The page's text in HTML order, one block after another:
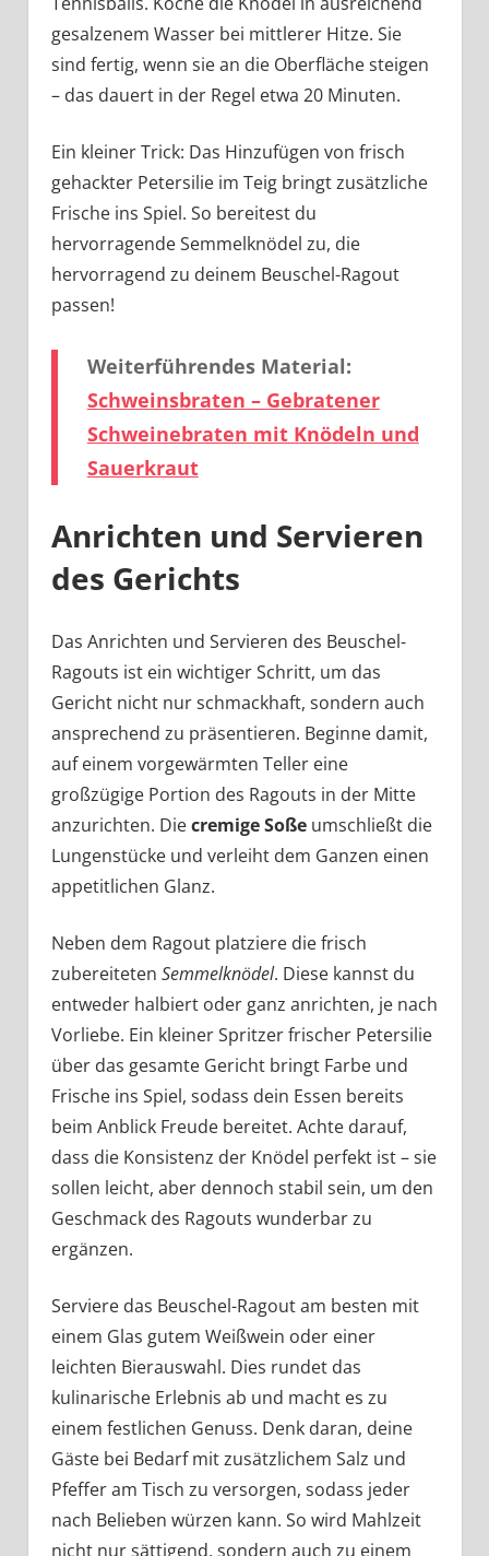
gesalzenem Wasser bei mittlerer Hitze. Sie
sind fertig, wenn sie an die Oberfläche steigen
– das dauert in der Regel etwa 20 Minuten.
Ein kleiner Trick: Das Hinzufügen von frisch
gehackter Petersilie im Teig bringt zusätzliche
Frische ins Spiel. So bereitest du
hervorragende Semmelknödel zu, die
hervorragend zu deinem Beuschel-Ragout
passen!
Weiterführendes Material:
Schweinsbraten – Gebratener
Schweinebraten mit Knödeln und
Sauerkraut
Anrichten und Servieren
des Gerichts
Das Anrichten und Servieren des Beuschel-
Ragouts ist ein wichtiger Schritt, um das
Gericht nicht nur schmackhaft, sondern auch
ansprechend zu präsentieren. Beginne damit,
auf einem vorgewärmten Teller eine
großzügige Portion des Ragouts in der Mitte
anzurichten. Diecremige Soßeumschließt die
Lungenstücke und verleiht dem Ganzen einen
appetitlichen Glanz.
Neben dem Ragout platziere die frisch
zubereiteten Semmelknödel. Diese kannst du
entweder halbiert oder ganz anrichten, je nach
Vorliebe. Ein kleiner Spritzer frischer Petersilie
über das gesamte Gericht bringt Farbe und
Frische ins Spiel, sodass dein Essen bereits
beim Anblick Freude bereitet. Achte darauf,
dass die Konsistenz der Knödel perfekt ist – sie
sollen leicht, aber dennoch stabil sein, um den
Geschmack des Ragouts wunderbar zu
ergänzen.
Serviere das Beuschel-Ragout am besten mit
einem Glas gutem Weißwein oder einer
leichten Bierauswahl. Dies rundet das
kulinarische Erlebnis ab und macht es zu
einem festlichen Genuss. Denk daran, deine
Gäste bei Bedarf mit zusätzlichem Salz und
Pfeffer am Tisch zu versorgen, sodass jeder
nach Belieben würzen kann. So wird Mahlzeit
nicht nur sättigend, sondern auch zu einem